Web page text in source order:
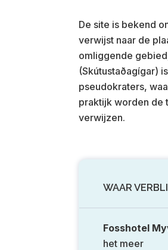
De site is bekend
verwijst naar de
omliggende
(Skútustaðagígar)
pseudokraters,
praktijk worden de
verwijzen.
WAAR
Fosshotel
het meer